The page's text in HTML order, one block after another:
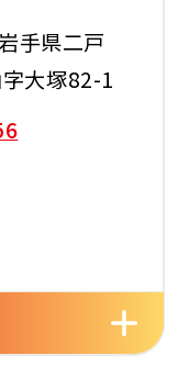
手県二戸
大塚82-1